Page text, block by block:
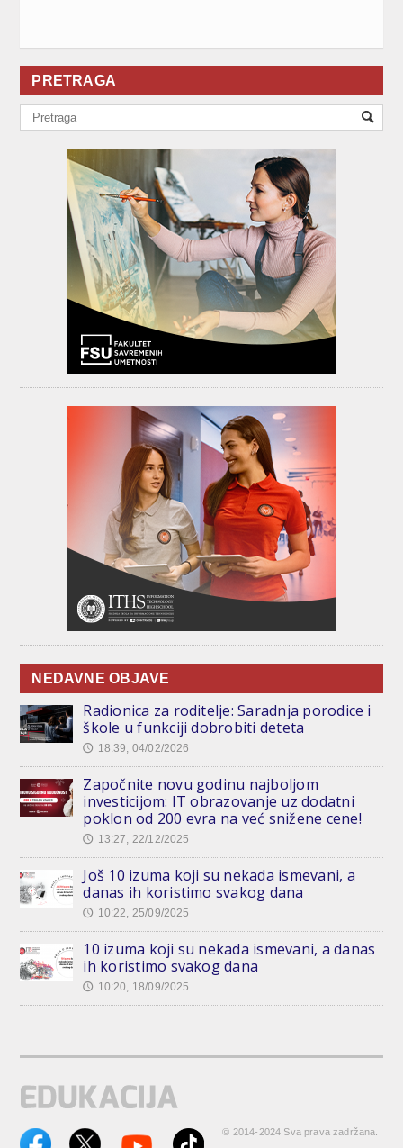
PRETRAGA
NEDAVNE OBJAVE
Radionica za roditelje: Saradnja porodice i
škole u funkciji dobrobiti deteta
🕔 18:39, 04/02/2026
Započnite novu godinu najboljom
investicijom: IT obrazovanje uz dodatni
poklon od 200 evra na već snižene cene!
🕔 13:27, 22/12/2025
Još 10 izuma koji su nekada ismevani, a
danas ih koristimo svakog dana
🕔 10:22, 25/09/2025
10 izuma koji su nekada ismevani, a danas
ih koristimo svakog dana
🕔 10:20, 18/09/2025
© 2014-2024 Sva prava zadržana.